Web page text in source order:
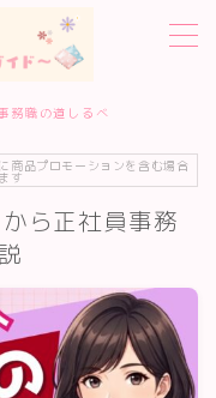
務職の道しるべ
商品プロモーションを含む場合
す
ら正社員事務